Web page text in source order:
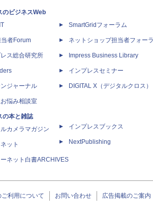
のビジネスWeb
者Forum
ス総合研究所
ンジャーナル
悩み相談室
の本と雑誌
カメラマガジン
ット
ネット白書ARCHIVES
SmartGridフォーラム
ネットショップ担当者フォー
Impress Business Library
インプレスセミナー
DIGITAL X（デジタルクロス）
インプレスブックス
NextPublishing
利用について お問い合わせ 広告掲載のご案内